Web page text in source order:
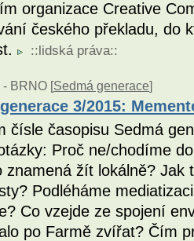
organizace Creative
českého překladu, do
::lidská práva::
- BRNO [Sedmá generace]
3/2015:
čísle časopisu Sedmá
Proč ne/chodíme
znamená žít lokálně? Jak
Podléháme
Co vzejde ze spojení
po Farmě zvířat? Čím